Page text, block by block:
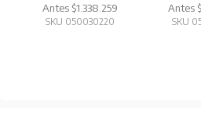
Antes $1.338.259
SKU 050030220
Antes
SKU